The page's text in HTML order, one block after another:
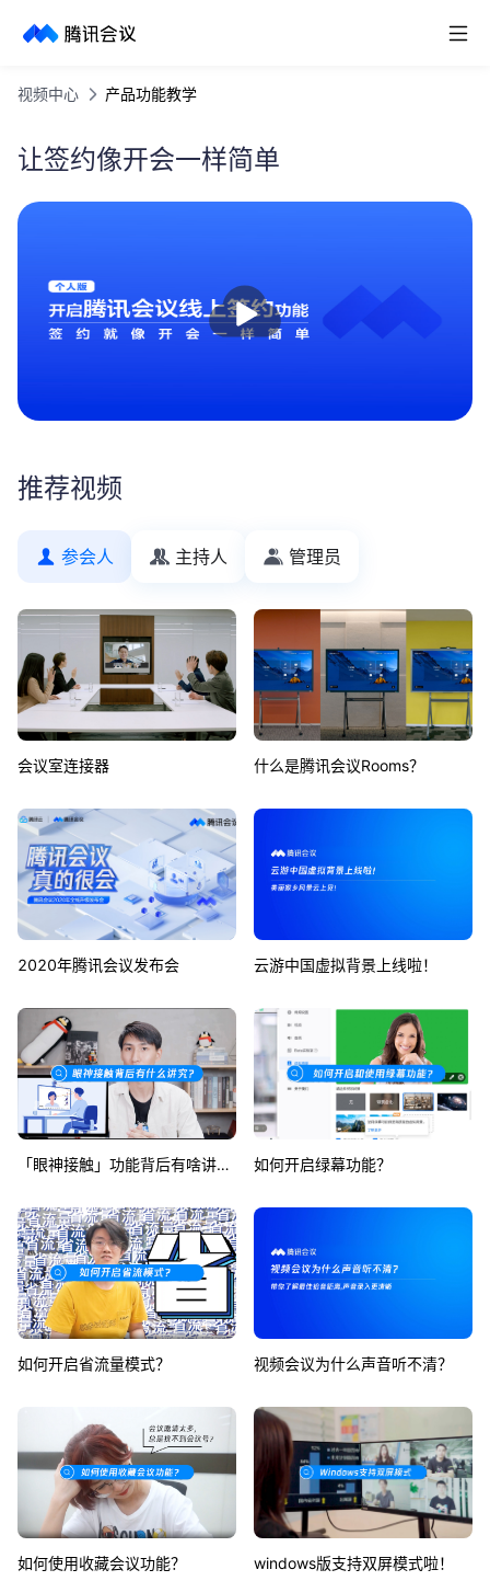
取消
历史搜索
视频中心 产品功能教学
让签约像开会一样简单
放
推荐视频
参会人 主持人 管理员
会议室连接器 什么是腾讯会议Rooms？
2020年腾讯会议发布会 云游中国虚拟背景上线啦！
「眼神接触」功能背后有啥讲究？ 如何开启绿幕功能？
如何开启省流量模式？ 视频会议为什么声音听不清？
如何使用收藏会议功能？ windows版支持双屏模式啦！